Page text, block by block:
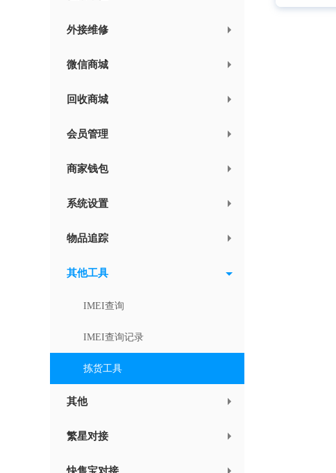
外接维修
微信商城
回收商城
会员管理
商家钱包
系统设置
物品追踪
其他工具
IMEI查询
IMEI查询记录
拣货工具
其他
繁星对接